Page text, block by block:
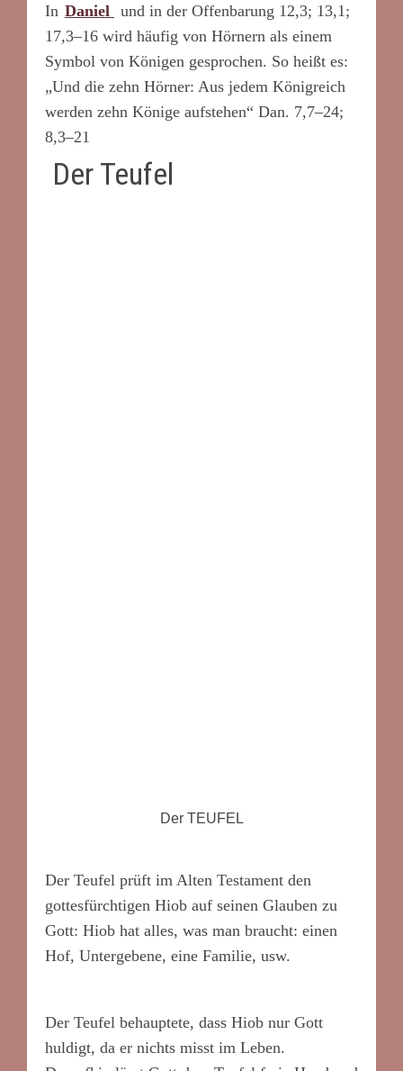
In Daniel
und in der Offenbarung 12,3; 13,1;
17,3–16 wird häufig von Hörnern als einem
Symbol von Königen gesprochen. So heißt es:
„Und die zehn Hörner: Aus jedem Königreich
werden zehn Könige aufstehen“ Dan. 7,7–24;
8,3–21
Der Teufel
Der TEUFEL
Der Teufel prüft im Alten Testament den
gottesfürchtigen Hiob auf seinen Glauben zu
Gott: Hiob hat alles, was man braucht: einen
Hof, Untergebene, eine Familie, usw.
Der Teufel behauptete, dass Hiob nur Gott
huldigt, da er nichts misst im Leben.